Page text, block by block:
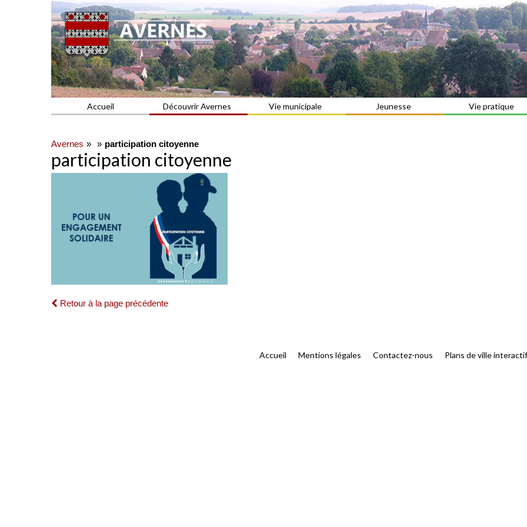
AVERNES
Commune du Val d'Oise
Accueil Découvrir Avernes Vie municipale Jeunesse Vie pratique
Avernes participation citoyenne
participation citoyenne
Retour à la page précédente
Accueil Mentions légales Contactez-nous Plans de ville